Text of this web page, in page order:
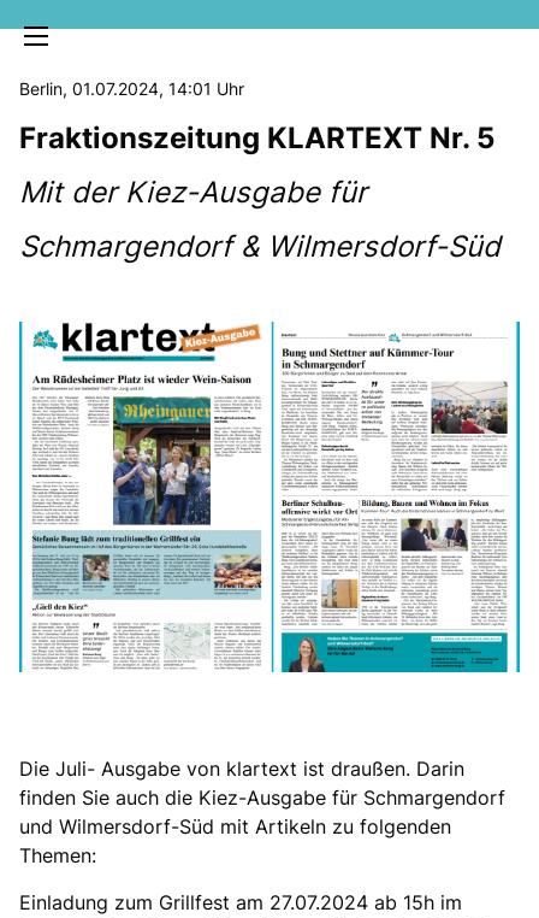
MELDUNGEN
SOZIALE MEDIEN
KLARTEXT
Berlin, 01.07.2024, 14:01 Uhr
Fraktionszeitung KLARTEXT Nr. 5
Mit der Kiez-Ausgabe für
Schmargendorf & Wilmersdorf-Süd
Die Juli- Ausgabe von klartext ist draußen. Darin
finden Sie auch die Kiez-Ausgabe für Schmargendorf
und Wilmersdorf-Süd mit Artikeln zu folgenden
Themen:
Einladung zum Grillfest am 27.07.2024 ab 15h im